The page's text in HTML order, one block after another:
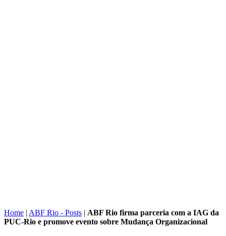
Home | ABF Rio - Posts | ABF Rio firma parceria com a IAG da
PUC-Rio e promove evento sobre Mudança Organizacional